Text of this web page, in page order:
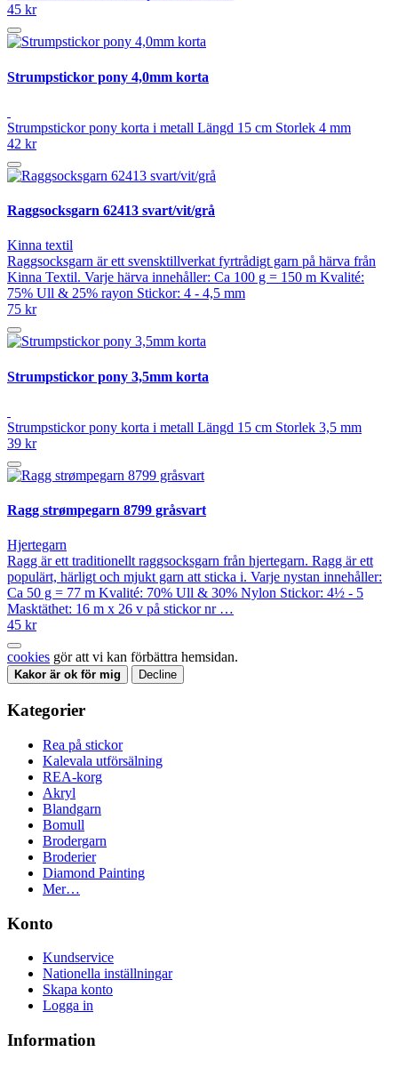
45 kr
Strumpstickor pony 4,0mm korta
Strumpstickor pony korta i metall Längd 15 cm Storlek 4 mm
42 kr
Raggsocksgarn 62413 svart/vit/grå
Kinna textil
Raggsocksgarn är ett svensktillverkat fyrtrådigt garn på härva från
Kinna Textil. Varje härva innehåller: Ca 100 g = 150 m Kvalité:
75% Ull & 25% rayon Stickor: 4 - 4,5 mm
75 kr
Strumpstickor pony 3,5mm korta
Strumpstickor pony korta i metall Längd 15 cm Storlek 3,5 mm
39 kr
Ragg strømpegarn 8799 gråsvart
Hjertegarn
Ragg är ett traditionellt raggsocksgarn från hjertegarn. Ragg är ett
populärt, härligt och mjukt garn att sticka i. Varje nystan innehåller:
Ca 50 g = 77 m Kvalité: 70% Ull & 30% Nylon Stickor: 4½ - 5
Masktäthet: 16 m x 26 v på stickor nr …
45 kr
cookies gör att vi kan förbättra hemsidan.
Kakor är ok för mig Decline
Kategorier
Rea på stickor
Kalevala utförsälning
REA-korg
Akryl
Blandgarn
Bomull
Brodergarn
Broderier
Diamond Painting
Mer…
Konto
Kundservice
Nationella inställningar
Skapa konto
Logga in
Information